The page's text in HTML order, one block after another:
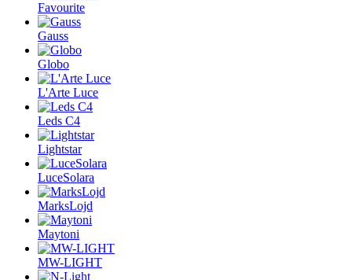
Favourite
Gauss
Globo
L'Arte Luce
Leds C4
Lightstar
LuceSolara
MarksLojd
Maytoni
MW-LIGHT